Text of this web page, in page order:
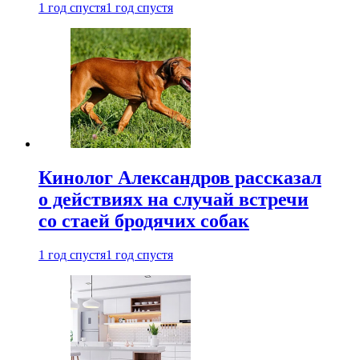
1 год спустя1 год спустя
Кинолог Александров рассказал
о действиях на случай встречи
со стаей бродячих собак
1 год спустя1 год спустя